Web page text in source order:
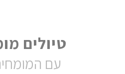
טיולים
עם